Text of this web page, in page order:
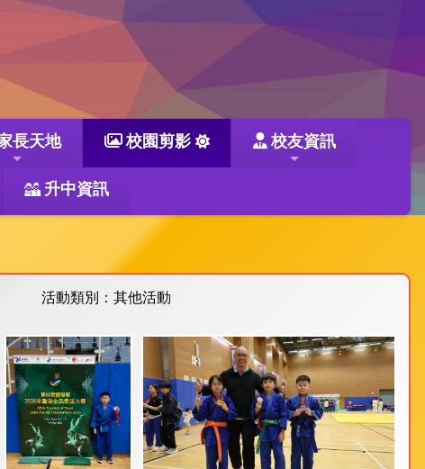
長天地 校園剪影 校友資訊
升中資訊
活動類別：其他活動